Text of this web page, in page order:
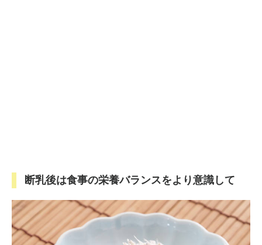
断乳後は食事の栄養バランスをより意識して